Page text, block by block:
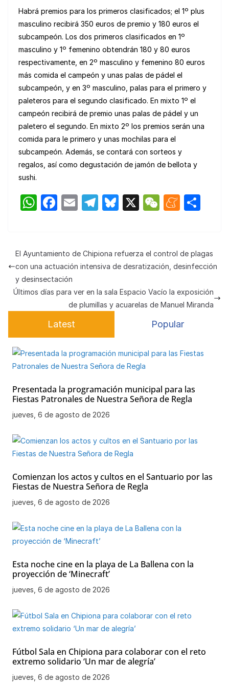
Habrá premios para los primeros clasificados; el 1º plus
masculino recibirá 350 euros de premio y 180 euros el
subcampeón. Los dos primeros clasificados en 1º
masculino y 1º femenino obtendrán 180 y 80 euros
respectivamente, en 2º masculino y femenino 80 euros
más comida el campeón y unas palas de pádel el
subcampeón, y en 3º masculino, palas para el primero y
paleteros para el segundo clasificado. En mixto 1º el
campeón recibirá de premio unas palas de pádel y un
paletero el segundo. En mixto 2º los premios serán una
comida para le primero y unas mochilas para el
subcampeón. Además, se contará con sorteos y
regalos, así como degustación de jamón de bellota y
sushi.
W
s
A
p
p
F
e
b
o
o
k
E
T
gr
a
m
Bl
s
k
y
X
W
h
at
M
e
a
e
p
ar
tir
El Ayuntamiento de Chipiona refuerza el control de plagas
con una actuación intensiva de desratización, desinfección
y desinsectación
Últimos días para ver en la sala Espacio Vacío la exposición
de plumillas y acuarelas de Manuel Miranda
Latest Popular
Presentada la programación municipal para las
Fiestas Patronales de Nuestra Señora de Regla
jueves, 6 de agosto de 2026
Comienzan los actos y cultos en el Santuario por las
Fiestas de Nuestra Señora de Regla
jueves, 6 de agosto de 2026
Esta noche cine en la playa de La Ballena con la
proyección de ‘Minecraft’
jueves, 6 de agosto de 2026
Fútbol Sala en Chipiona para colaborar con el reto
extremo solidario ‘Un mar de alegría’
jueves, 6 de agosto de 2026